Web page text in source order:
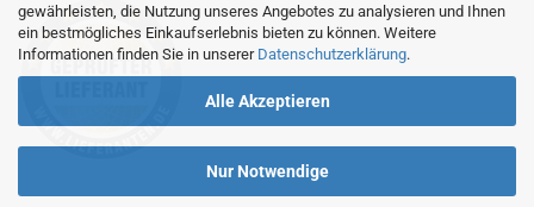
gewährleisten, die Nutzung unseres Angebotes zu analysieren und Ihnen
ein bestmögliches Einkaufserlebnis bieten zu können. Weitere
Informationen finden Sie in unserer Datenschutzerklärung.
Alle Akzeptieren
Nur Notwendige